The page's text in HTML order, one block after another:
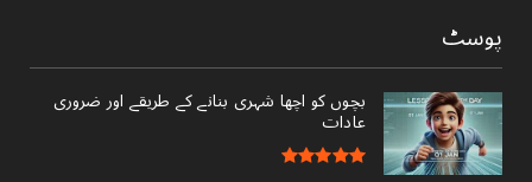
پوسٹ
بچوں کو اچھا شہری بنانے کے طریقے اور ضروری
عادات